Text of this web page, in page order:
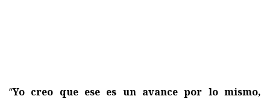
“Yo creo que ese es un avance por lo mismo,